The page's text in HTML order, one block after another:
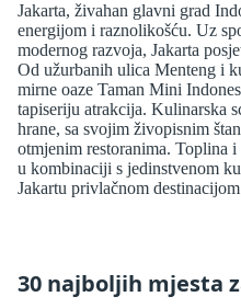
Jakarta, živahan glavni grad
energijom i raznolikošću. Uz
modernog razvoja, Jakarta
Od užurbanih ulica Menteng i
mirne oaze Taman Mini
tapiseriju atrakcija. Kulinarska
hrane, sa svojim živopisnim
otmjenim restoranima. Toplina
u kombinaciji s jedinstvenom
Jakartu privlačnom
30 najboljih mjesta